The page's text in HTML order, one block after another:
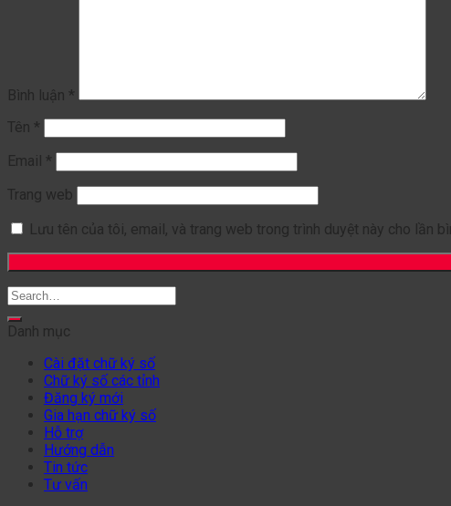
Bình luận *
Tên *
Email *
Trang web
Lưu tên của tôi, email, và trang web trong trình duyệt này cho lần
Danh mục
Cài đặt chữ ký số
Chữ ký số các tỉnh
Đăng ký mới
Gia hạn chữ ký số
Hỗ trợ
Hướng dẫn
Tin tức
Tư vấn